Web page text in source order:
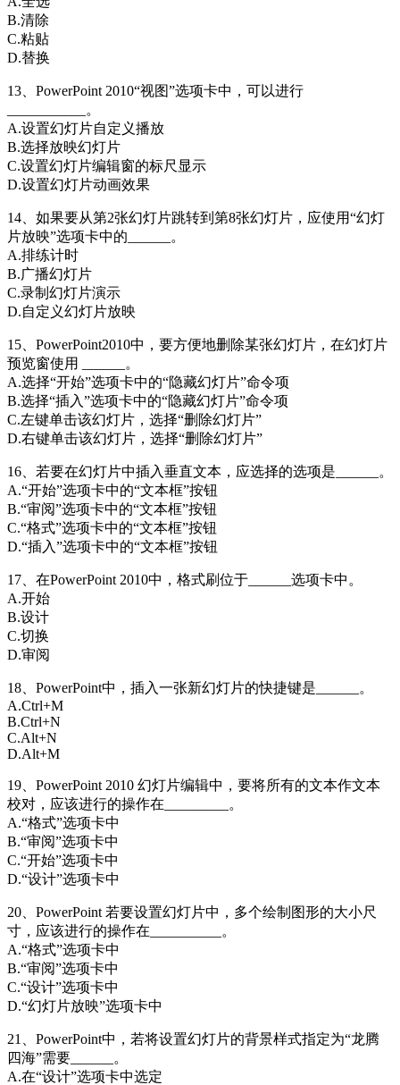
B.清除
C.粘贴
D.替换
13、PowerPoint 2010“视图”选项卡中，可以进行
___________。
A.设置幻灯片自定义播放
B.选择放映幻灯片
C.设置幻灯片编辑窗的标尺显示
D.设置幻灯片动画效果
14、如果要从第2张幻灯片跳转到第8张幻灯片，应使用“幻灯
片放映”选项卡中的______。
A.排练计时
B.广播幻灯片
C.录制幻灯片演示
D.自定义幻灯片放映
15、PowerPoint2010中，要方便地删除某张幻灯片，在幻灯片
预览窗使用 ______。
A.选择“开始”选项卡中的“隐藏幻灯片”命令项
B.选择“插入”选项卡中的“隐藏幻灯片”命令项
C.左键单击该幻灯片，选择“删除幻灯片”
D.右键单击该幻灯片，选择“删除幻灯片”
16、若要在幻灯片中插入垂直文本，应选择的选项是______。
A.“开始”选项卡中的“文本框”按钮
B.“审阅”选项卡中的“文本框”按钮
C.“格式”选项卡中的“文本框”按钮
D.“插入”选项卡中的“文本框”按钮
17、在PowerPoint 2010中，格式刷位于______选项卡中。
A.开始
B.设计
C.切换
D.审阅
18、PowerPoint中，插入一张新幻灯片的快捷键是______。
A.Ctrl+M
B.Ctrl+N
C.Alt+N
D.Alt+M
19、PowerPoint 2010 幻灯片编辑中，要将所有的文本作文本
校对，应该进行的操作在_________。
A.“格式”选项卡中
B.“审阅”选项卡中
C.“开始”选项卡中
D.“设计”选项卡中
20、PowerPoint 若要设置幻灯片中，多个绘制图形的大小尺
寸，应该进行的操作在__________。
A.“格式”选项卡中
B.“审阅”选项卡中
C.“设计”选项卡中
D.“幻灯片放映”选项卡中
21、PowerPoint中，若将设置幻灯片的背景样式指定为“龙腾
四海”需要______。
A.在“设计”选项卡中选定